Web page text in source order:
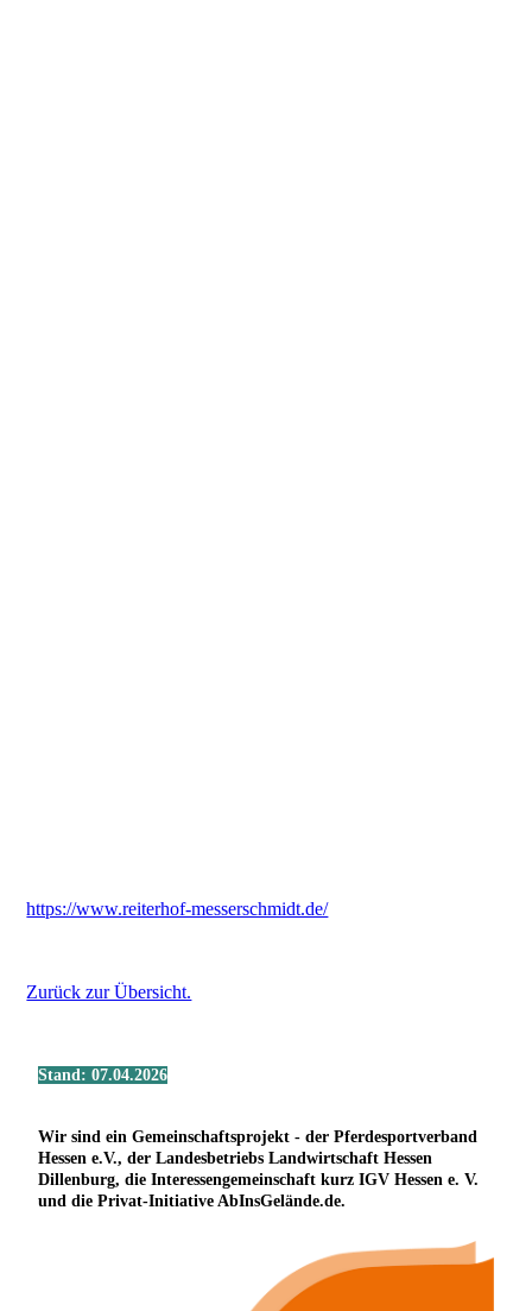
https://www.reiterhof-messerschmidt.de/
Zurück zur Übersicht.
Stand: 07.04.2026
Wir sind ein Gemeinschaftsprojekt - der Pferdesportverband
Hessen e.V., der Landesbetriebs Landwirtschaft Hessen
Dillenburg, die Interessengemeinschaft kurz IGV Hessen e. V.
und die Privat-Initiative AbInsGelände.de.